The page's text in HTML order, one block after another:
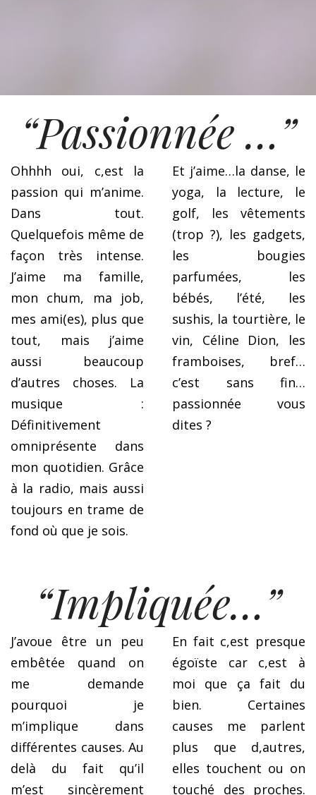
“Passionnée …”
Ohhhh oui, c,est la
passion qui m’anime.
Dans tout.
Quelquefois même de
façon très intense.
J’aime ma famille,
mon chum, ma job,
mes ami(es), plus que
tout, mais j’aime
aussi beaucoup
d’autres choses. La
musique :
Définitivement
omniprésente dans
mon quotidien. Grâce
à la radio, mais aussi
toujours en trame de
fond où que je sois.
Et j’aime…la danse, le
yoga, la lecture, le
golf, les vêtements
(trop ?), les gadgets,
les bougies
parfumées, les
bébés, l’été, les
sushis, la tourtière, le
vin, Céline Dion, les
framboises, bref…
c’est sans fin…
passionnée vous
dites ?
“Impliquée…”
J’avoue être un peu
embêtée quand on
me demande
pourquoi je
m’implique dans
différentes causes. Au
delà du fait qu’il
m’est sincèrement
En fait c,est presque
égoïste car c,est à
moi que ça fait du
bien. Certaines
causes me parlent
plus que d,autres,
elles touchent ou on
touché des proches.